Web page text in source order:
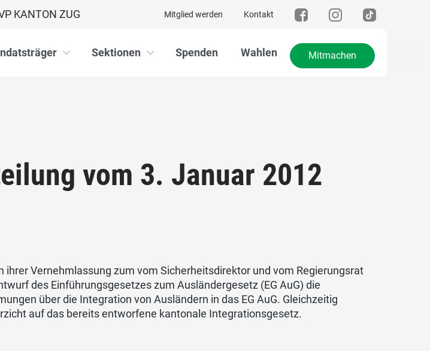
Mitglied werden Kontakt
KANTON ZUG
Sektionen Spenden Wahlen Mitmachen
vom 3. Januar 2012
ihrer Vernehmlassung zum vom Sicherheitsdirektor und vom Regierungsrat
des Einführungsgesetzes zum Ausländergesetz (EG AuG) die
über die Integration von Ausländern in das EG AuG. Gleichzeitig
auf das bereits entworfene kantonale Integrationsgesetz.